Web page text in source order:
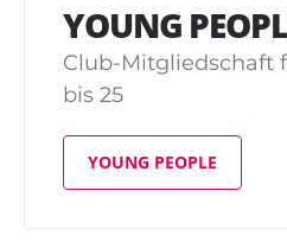
YOUNG
Club-Mitgliedschaft
bis 25
YOUNG PEOPLE